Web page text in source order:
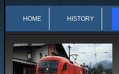
HOME HISTORY